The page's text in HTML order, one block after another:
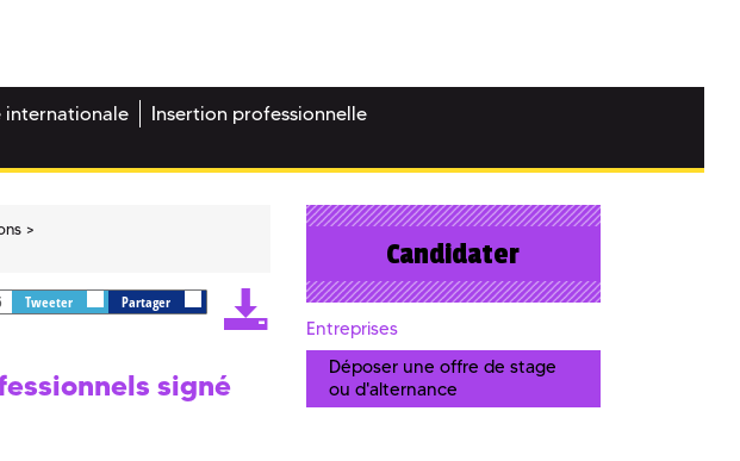
internationale
Insertion professionnelle
Tweeter Partager
signé
Candidater
Entreprises
Déposer une offre de stage
ou d'alternance